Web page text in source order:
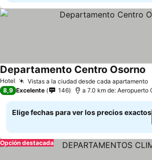
Hotel Vistas a la ciudad desde cada apartamento
Departamento Centro Osorno
8,9 Excelente 146
Elige fechas para ver los precios exactos
Opción destacada